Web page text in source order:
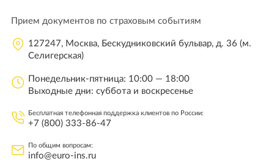
Прием документов по страховым событиям
127247, Москва, Бескудниковский бульвар, д. 36 (м.
Селигерская)
Понедельник-пятница: 10:00 — 18:00
Выходные дни: суббота и воскресенье
Бесплатная телефонная поддержка клиентов по России:
+7 (800) 333-86-47
По общим вопросам:
info@euro-ins.ru